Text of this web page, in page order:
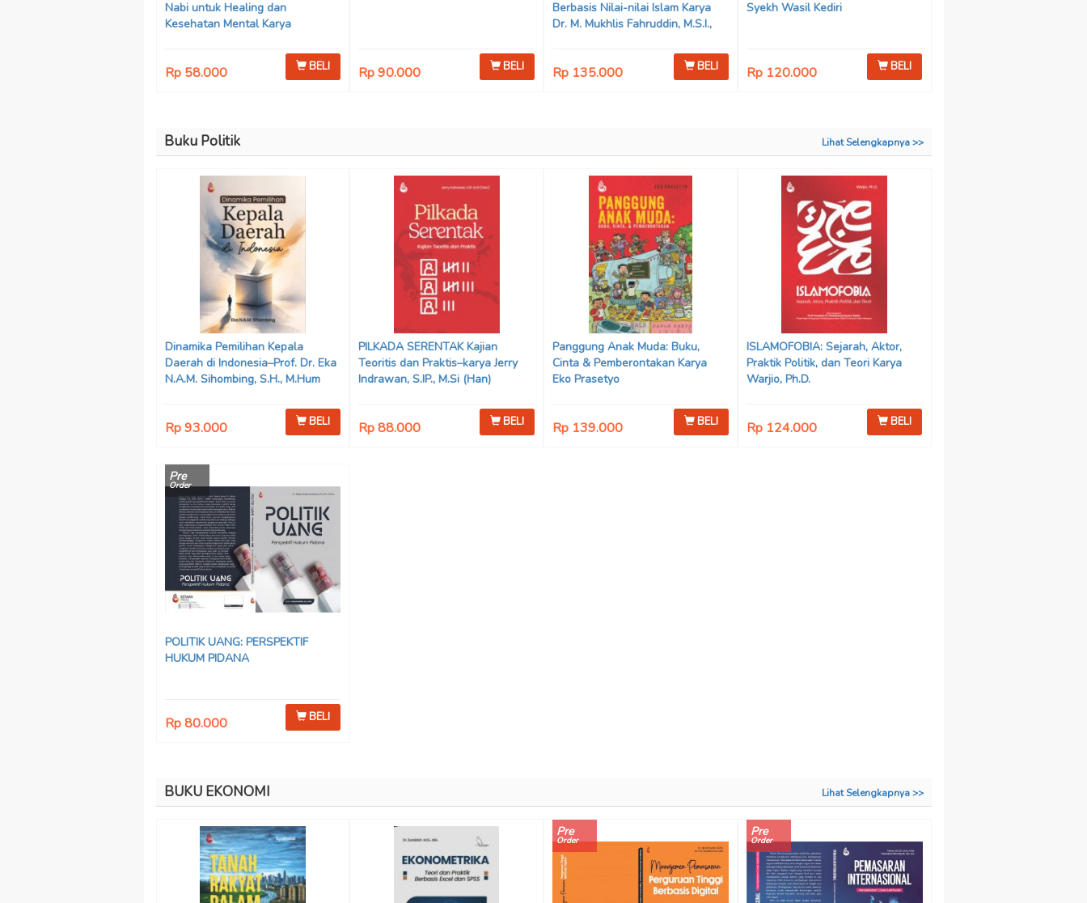
Nabi untuk Healing dan
Kesehatan Mental Karya
Ilham Ramadhan, Lu’lu’atus
Saniyya Fadhila, Avanda Chintya
Rp 58.000 BELI Rp 90.000 BELI
Berbasis Nilai-nilai Islam Karya
Dr. M. Mukhlis Fahruddin, M.S.I.,
Adrenal Stezen, S.H., M.H.
Rp 135.000 BELI
Syekh Wasil Kediri
Rp 120.000 BELI
Buku Politik Lihat Selengkapnya >>
Dinamika Pemilihan Kepala
Daerah di Indonesia–Prof. Dr. Eka
N.A.M. Sihombing, S.H., M.Hum
Rp 93.000 BELI
PILKADA SERENTAK Kajian
Teoritis dan Praktis–karya Jerry
Indrawan, S.IP., M.Si (Han)
Rp 88.000 BELI
Panggung Anak Muda: Buku,
Cinta & Pemberontakan Karya
Eko Prasetyo
Rp 139.000 BELI
ISLAMOFOBIA: Sejarah, Aktor,
Praktik Politik, dan Teori Karya
Warjio, Ph.D.
Rp 124.000 BELI
Pre
Order
POLITIK UANG: PERSPEKTIF
HUKUM PIDANA
Rp 80.000 BELI
BUKU EKONOMI Lihat Selengkapnya >>
Pre
Order
Pre
Order